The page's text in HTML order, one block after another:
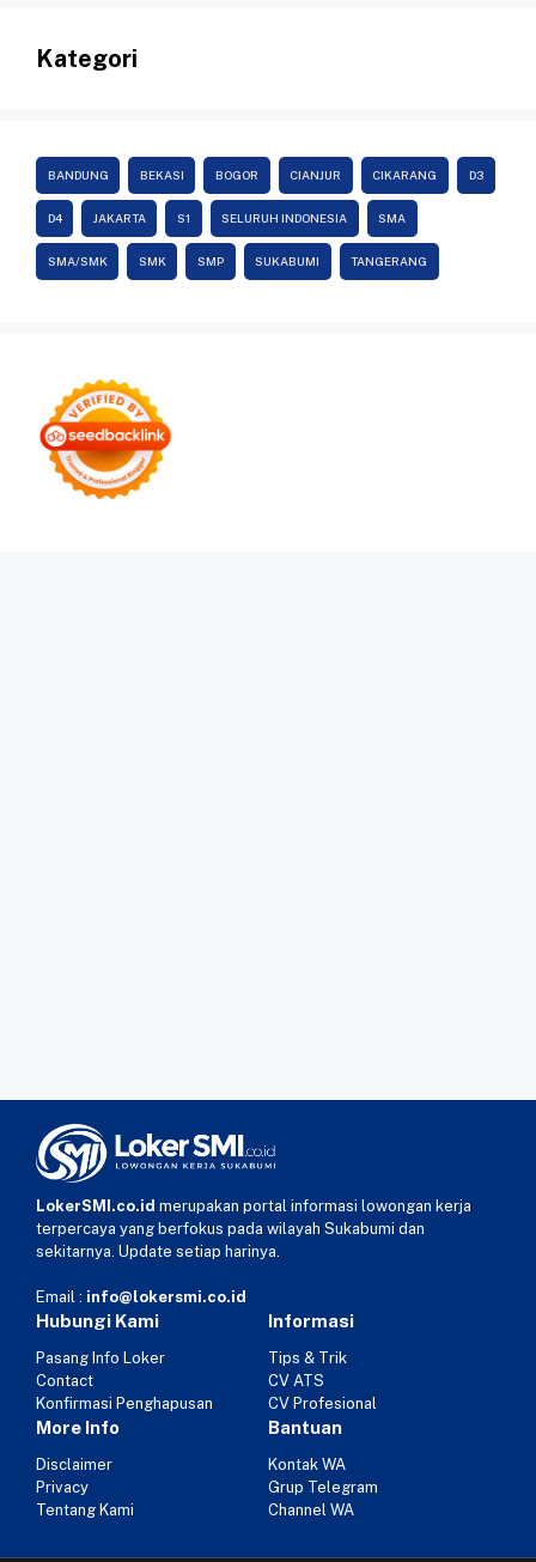
Kategori
BANDUNG BEKASI BOGOR CIANJUR CIKARANG D3
D4 JAKARTA S1 SELURUH INDONESIA SMA
SMA/SMK SMK SMP SUKABUMI TANGERANG
LokerSMI.co.id merupakan portal informasi lowongan kerja
terpercaya yang berfokus pada wilayah Sukabumi dan
sekitarnya. Update setiap harinya.
Email : info@lokersmi.co.id
Hubungi Kami
Pasang Info Loker
Contact
Konfirmasi Penghapusan
Informasi
Tips & Trik
CV ATS
CV Profesional
More Info
Disclaimer
Privacy
Tentang Kami
Bantuan
Kontak WA
Grup Telegram
Channel WA